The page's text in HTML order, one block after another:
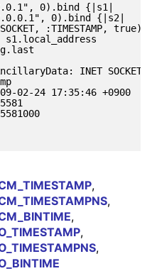
0).bind {|s1|
0).bind {|s2|
:TIMESTAMP, true)
s1.local_address
INET
02-24 17:35:46 +0900
,
,
,
,
,